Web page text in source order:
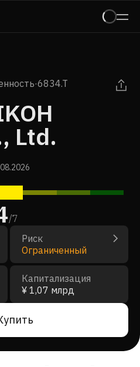
·6834.T
Ltd.
/7
Риск
Ограниченный
Капитализация
¥ 1,07 млрд